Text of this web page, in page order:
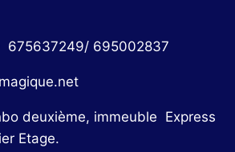
675637249/ 695002837
deuxième, immeuble Express
Etage.